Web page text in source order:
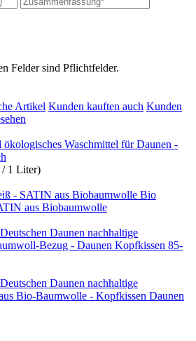
Felder sind Pflichtfelder.
Artikel Kunden kauften auch Kunden
ökologisches Waschmittel für Daunen -
/ 1 Liter)
Bio
aus Biobaumwolle
nachhaltige
Bezug - Daunen Kopfkissen 85-
nachhaltige
Bio-Baumwolle - Kopfkissen Daunen